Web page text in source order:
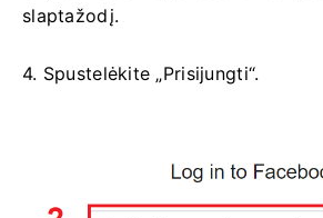
slaptažodį.
4. Spustelėkite „Prisijungti“.